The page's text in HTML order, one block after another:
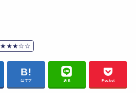
★★★☆☆
はてブ 送る Pocket